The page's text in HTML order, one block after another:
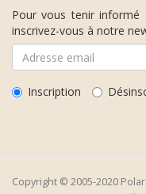
Pour vous tenir informé
inscrivez-vous à notre
Inscription
Copyright © 2005-2020